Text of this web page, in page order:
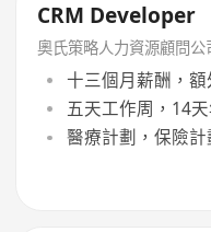
CRM Developer
奧氏策略人力資源顧問公
十三個月薪酬，
五天工作周，14
醫療計劃，保險